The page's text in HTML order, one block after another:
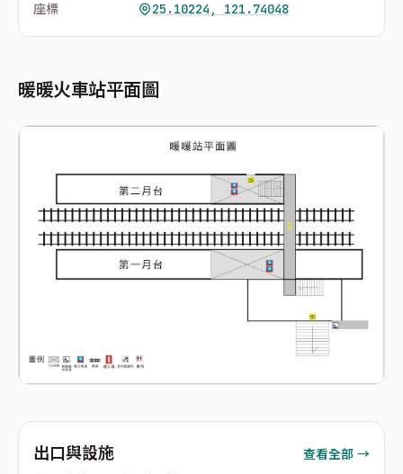
座標 25.10224, 121.74048
暖暖火車站平面圖
出口與設施 查看全部 →